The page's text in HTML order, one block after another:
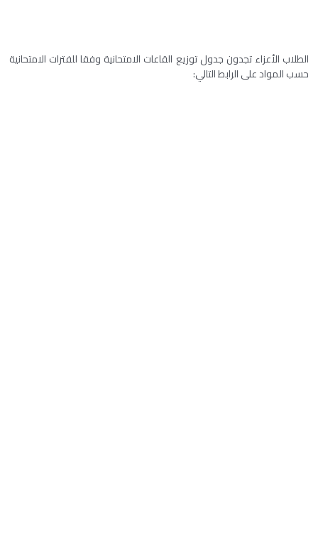
الطلاب الأعزاء تجدون جدول توزيع القاعات الامتحانية وفقا للفترات الامتحانية
حسب المواد على الرابط التالي: